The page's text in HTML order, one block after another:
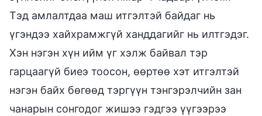
Тэд амлалтдаа маш итгэлтэй байдаг нь
үгэндээ хайхрамжгүй ханддагийг нь илтгэдэг.
Хэн нэгэн хүн ийм үг хэлж байвал тэр
гарцаагүй биеэ тоосон, өөртөө хэт итгэлтэй
нэгэн байх бөгөөд тэргүүн тэнгэрэлчийн зан
чанарын сонгодог жишээ гэдгээ үүгээрээ